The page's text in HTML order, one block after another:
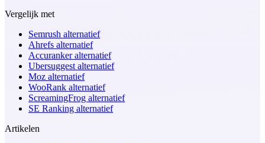
Vergelijk met
Semrush alternatief
Ahrefs alternatief
Accuranker alternatief
Ubersuggest alternatief
Moz alternatief
WooRank alternatief
ScreamingFrog alternatief
SE Ranking alternatief
Artikelen